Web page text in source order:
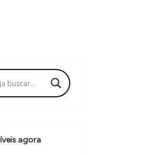
agora